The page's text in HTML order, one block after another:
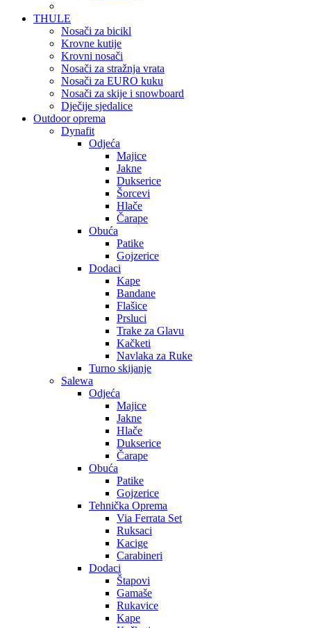
THULE
Nosači za bicikl
Krovne kutije
Krovni nosači
Nosači za stražnja vrata
Nosači za EURO kuku
Nosači za skije i snowboard
Dječije sjedalice
Outdoor oprema
Dynafit
Odjeća
Majice
Jakne
Dukserice
Šorcevi
Hlače
Čarape
Obuća
Patike
Gojzerice
Dodaci
Kape
Bandane
Flašice
Prsluci
Trake za Glavu
Kačketi
Navlaka za Ruke
Turno skijanje
Salewa
Odjeća
Majice
Jakne
Hlače
Dukserice
Čarape
Obuća
Patike
Gojzerice
Tehnička Oprema
Via Ferrata Set
Ruksaci
Kacige
Carabineri
Dodaci
Štapovi
Gamaše
Rukavice
Kape